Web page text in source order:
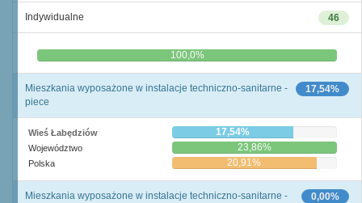
46
Indywidualne
0,0% 100,0%
17,54%
Mieszkania wyposażone w instalacje techniczno-sanitarne -
piece
Wieś Łabędziów 17,54%
Województwo 23,86%
Polska 20,91%
0,00%
Mieszkania wyposażone w instalacje techniczno-sanitarne -